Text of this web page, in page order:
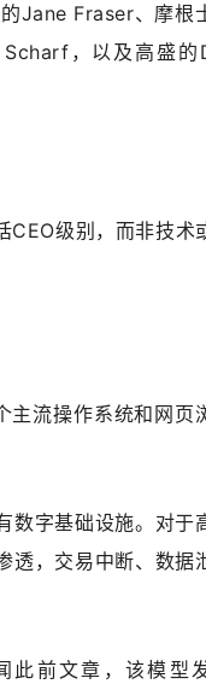
Jane Fraser、摩根
，以及高盛的
CEO级别，而非技术
流操作系统和网页
数字基础设施。对于
，交易中断、数据
此前文章，该模型